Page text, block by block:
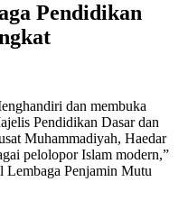
Pendidikan
dan membuka
Pendidikan Dasar dan
Muhammadiyah, Haedar
pelolopor Islam modern,”
Penjamin Mutu